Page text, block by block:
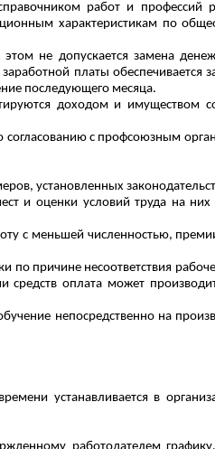
работ и профессий
характеристикам по
не допускается замена
платы обеспечивается
последующего месяца.
доходом и имуществом
с профсоюзным
установленных
и оценки условий труда на
с меньшей численностью,
по причине несоответствия
средств оплата может
непосредственно на
устанавливается в